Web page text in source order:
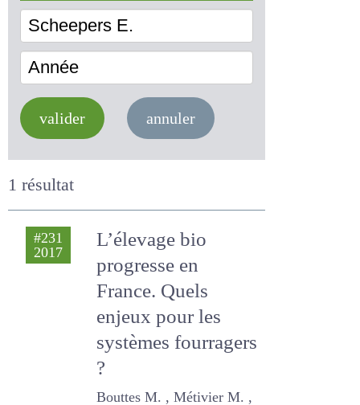
Scheepers E.
valider annuler
1 résultat
#231
L’élevage bio
progresse en
France. Quels
enjeux pour les
systèmes
fourragers ?